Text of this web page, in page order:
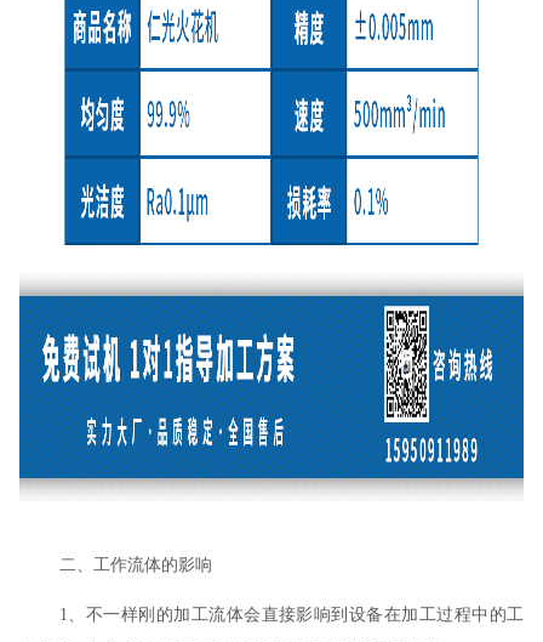
二、工作流体的影响
1、不一样刚的加工流体会直接影响到设备在加工过程中的工